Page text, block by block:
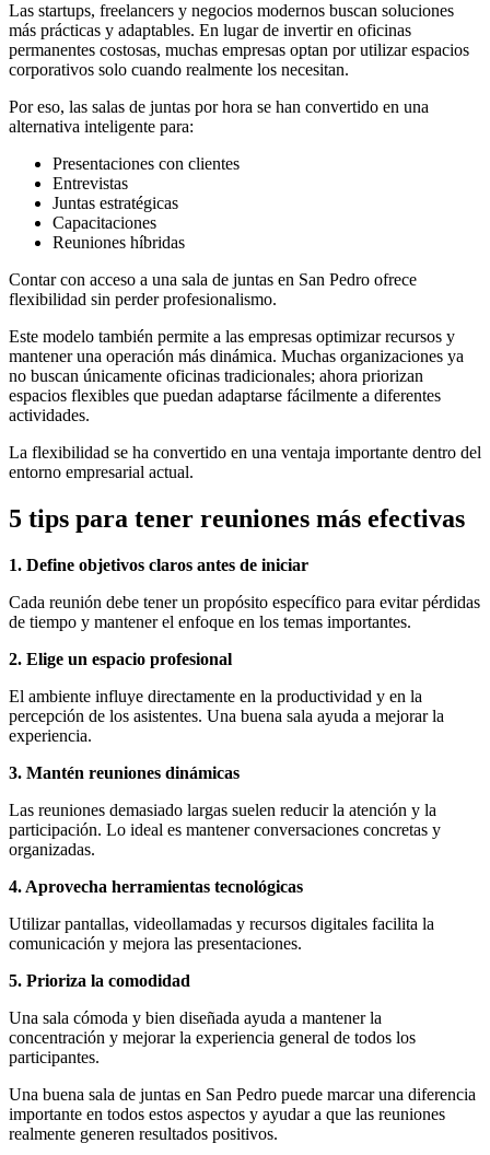
Las startups, freelancers y negocios modernos buscan soluciones
más prácticas y adaptables. En lugar de invertir en oficinas
permanentes costosas, muchas empresas optan por utilizar espacios
corporativos solo cuando realmente los necesitan.
Por eso, las salas de juntas por hora se han convertido en una
alternativa inteligente para:
Presentaciones con clientes
Entrevistas
Juntas estratégicas
Capacitaciones
Reuniones híbridas
Contar con acceso a una sala de juntas en San Pedro ofrece
flexibilidad sin perder profesionalismo.
Este modelo también permite a las empresas optimizar recursos y
mantener una operación más dinámica. Muchas organizaciones ya
no buscan únicamente oficinas tradicionales; ahora priorizan
espacios flexibles que puedan adaptarse fácilmente a diferentes
actividades.
La flexibilidad se ha convertido en una ventaja importante dentro del
entorno empresarial actual.
5 tips para tener reuniones más efectivas
1. Define objetivos claros antes de iniciar
Cada reunión debe tener un propósito específico para evitar pérdidas
de tiempo y mantener el enfoque en los temas importantes.
2. Elige un espacio profesional
El ambiente influye directamente en la productividad y en la
percepción de los asistentes. Una buena sala ayuda a mejorar la
experiencia.
3. Mantén reuniones dinámicas
Las reuniones demasiado largas suelen reducir la atención y la
participación. Lo ideal es mantener conversaciones concretas y
organizadas.
4. Aprovecha herramientas tecnológicas
Utilizar pantallas, videollamadas y recursos digitales facilita la
comunicación y mejora las presentaciones.
5. Prioriza la comodidad
Una sala cómoda y bien diseñada ayuda a mantener la
concentración y mejorar la experiencia general de todos los
participantes.
Una buena sala de juntas en San Pedro puede marcar una diferencia
importante en todos estos aspectos y ayudar a que las reuniones
realmente generen resultados positivos.